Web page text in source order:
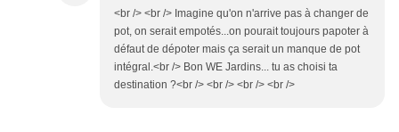
<br /> <br /> Imagine qu'on n'arrive pas à changer de
pot, on serait empotés...on pourait toujours papoter à
défaut de dépoter mais ça serait un manque de pot
intégral.<br /> Bon WE Jardins... tu as choisi ta
destination ?<br /> <br /> <br /> <br />